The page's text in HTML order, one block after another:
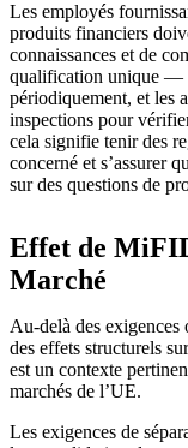
Les employés
produits financiers
connaissances et de
qualification unique —
périodiquement, et les
inspections pour
cela signifie tenir des
concerné et s’assurer
sur des questions de
Effet de
Marché
Au-delà des
des effets structurels
est un contexte
marchés de l’UE.
Les exigences de